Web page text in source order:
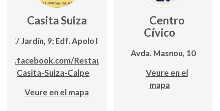
Casita Suiza
C/ Jardín, 9; Edf. Apolo III
Restaurante-
Casita-Suiza-Calpe
Veure en el mapa
Centro
Cívico
Avda. Masnou, 10
Veure en el
mapa